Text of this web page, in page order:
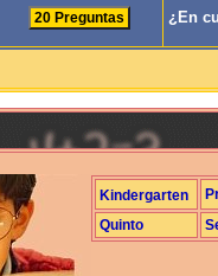
¿En
Kindergarten
Quinto